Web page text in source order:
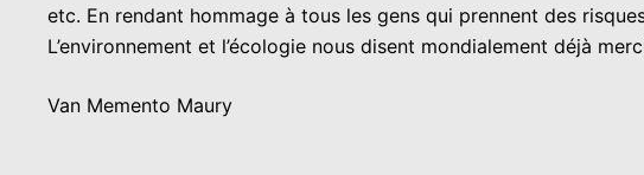
etc. En rendant hommage à tous les gens qui prennent des
L’environnement et l’écologie nous disent mondialement déjà
Van Memento Maury